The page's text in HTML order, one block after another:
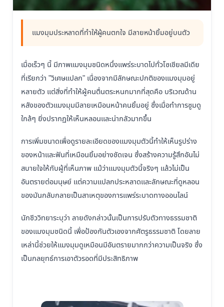
แมงมุมประหลาดที่ทำให้ผู้คนตกใจ มีลายหน้ายิ้มอยู่บนตัว
เมื่อเร็วๆ นี้ มีภาพแมงมุมชนิดหนึ่งแพร่ระบาดไปทั่วโซเชียลมีเดีย
ที่เรียกว่า "วิเศษแปลก" เนื่องจากมีลักษณะปกติของแมงมุมอยู่
หลายตัว แต่สิ่งที่ทำให้ผู้คนตื่นตระหนกมากที่สุดคือ บริเวณด้าน
หลังของตัวแมงมุมมีลายเหมือนหน้าคนยิ้มอยู่ ซึ่งเมื่อทำการซูมดู
ใกล้ๆ ยิ่งปรากฏให้เห็นหลอนและน่ากลัวมากขึ้น
การเพิ่มขนาดเพื่อดูรายละเอียดของแมงมุมตัวนี้ทำให้เห็นรูปร่าง
ของหน้าและฟันที่เหมือนยิ้มอย่างชัดเจน ซึ่งสร้างความรู้สึกอันไม่
สบายใจให้กับผู้ที่เห็นภาพ แม้ว่าแมงมุมตัวนี้จริงๆ แล้วไม่เป็น
อันตรายต่อมนุษย์ แต่ความแปลกประหลาดและลักษณะที่ดูหลอน
ของมันกลับกลายเป็นสาเหตุของการแพร่ระบาดทางออนไลน์
นักชีววิทยาระบุว่า ลายดังกล่าวนั้นเป็นการปรับตัวทางธรรมชาติ
ของแมงมุมชนิดนี้ เพื่อป้องกันตัวเองจากศัตรูธรรมชาติ โดยลาย
เหล่านี้ช่วยให้แมงมุมดูเหมือนมีอันตรายมากกว่าความเป็นจริง ซึ่ง
เป็นกลยุทธ์การเอาตัวรอดที่มีประสิทธิภาพ